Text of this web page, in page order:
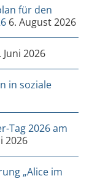
für den
6. August 2026
Juni 2026
in soziale
Tag 2026 am
2026
„Alice im